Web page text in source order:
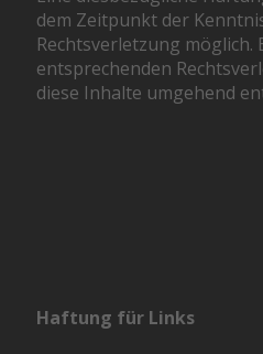
dem Zeitpunkt der
Rechtsverletzung
entsprechenden
diese Inhalte umgehend
Haftung für Links